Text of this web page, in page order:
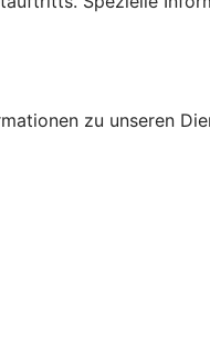
zu unseren